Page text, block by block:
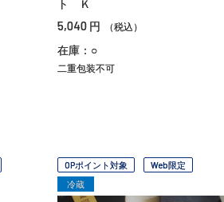
ト Ｋ
5,040 円 （税込）
在庫：○
二重包装不可
OPポイント対象
Web限定
冷蔵